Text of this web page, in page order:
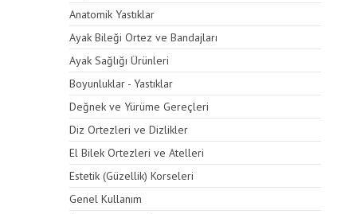
Anatomik Yastıklar
Ayak Bileği Ortez ve Bandajları
Ayak Sağlığı Ürünleri
Boyunluklar - Yastıklar
Değnek ve Yürüme Gereçleri
Diz Ortezleri ve Dizlikler
El Bilek Ortezleri ve Atelleri
Estetik (Güzellik) Korseleri
Genel Kullanım